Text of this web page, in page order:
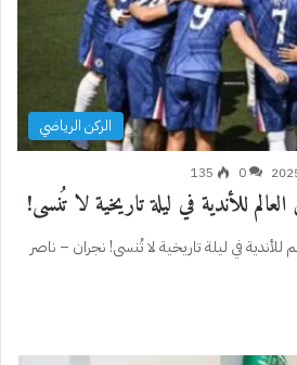
الركن الرياضي
0
135
للأندية في ليلة تاريخية لا تُنسى!
في ليلة تاريخية لا تُنسى! نجران – ناصر